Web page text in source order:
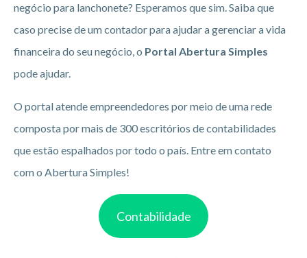
negócio para lanchonete? Esperamos que sim. Saiba que
caso precise de um contador para ajudar a gerenciar a vida
financeira do seu negócio, o Portal Abertura Simples
pode ajudar.
O portal atende empreendedores por meio de uma rede
composta por mais de 300 escritórios de contabilidades
que estão espalhados por todo o país. Entre em contato
com o Abertura Simples!
Contabilidade